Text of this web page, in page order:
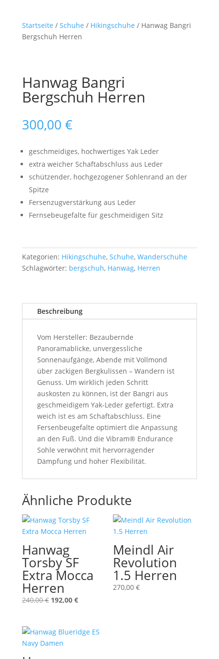
Startseite / Schuhe / Hikingschuhe / Hanwag Bangri
Bergschuh Herren
Hanwag Bangri
Bergschuh Herren
300,00 €
geschmeidiges, hochwertiges Yak Leder
extra weicher Schaftabschluss aus Leder
schützender, hochgezogener Sohlenrand an der
Spitze
Fersenzugverstärkung aus Leder
Fernsebeugefalte für geschmeidigen Sitz
Kategorien: Hikingschuhe, Schuhe, Wanderschuhe
Schlagwörter: bergschuh, Hanwag, Herren
Beschreibung
Vom Hersteller: Bezaubernde
Panoramablicke, unvergessliche
Sonnenaufgänge, Abende mit Vollmond
über zackigen Bergkulissen – Wandern ist
Genuss. Um wirklich jeden Schritt
auskosten zu können, ist der Bangri aus
geschmeidigem Yak-Leder gefertigt. Extra
weich ist es am Schaftabschluss. Eine
Fersenbeugefalte optimiert die Anpassung
an den Fuß. Und die Vibram® Endurance
Sohle verwöhnt mit hervorragender
Dämpfung und hoher Flexibilität.
Ähnliche Produkte
Hanwag
Torsby SF
Extra Mocca
Herren
240,00€ Ursprünglicher
240,00 €
192,00 €Aktueller
192,00 €.
Meindl Air
Revolution
1.5 Herren
270,00€